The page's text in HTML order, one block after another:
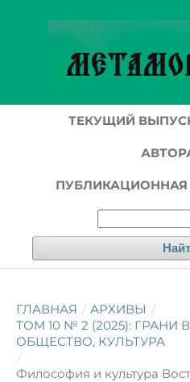
ТЕКУЩИЙ
ПУБЛИКАЦИОННАЯ
ГЛАВНАЯ / АРХИВЫ /
ТОМ 10 № 2 (2025): ГРАНИ
ОБЩЕСТВО, КУЛЬТУРА
/
Философия и культура